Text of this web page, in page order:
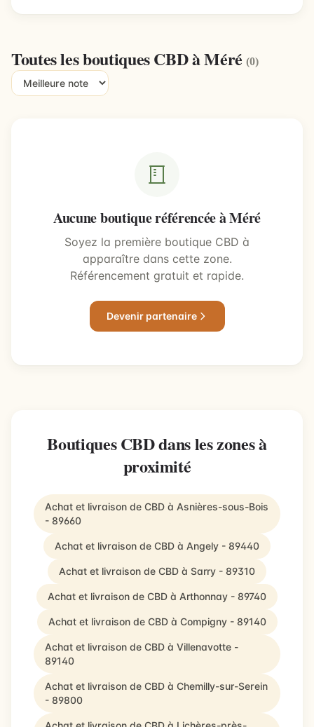
Toutes les boutiques CBD à Méré(0)
Aucune boutique référencée à Méré
Soyez la première boutique CBD à
apparaître dans cette zone.
Référencement gratuit et rapide.
Devenir partenaire
Boutiques CBD dans les zones à
proximité
Achat et livraison de CBD à Asnières-sous-Bois
- 89660
Achat et livraison de CBD à Angely - 89440
Achat et livraison de CBD à Sarry - 89310
Achat et livraison de CBD à Arthonnay - 89740
Achat et livraison de CBD à Compigny - 89140
Achat et livraison de CBD à Villenavotte -
89140
Achat et livraison de CBD à Chemilly-sur-Serein
- 89800